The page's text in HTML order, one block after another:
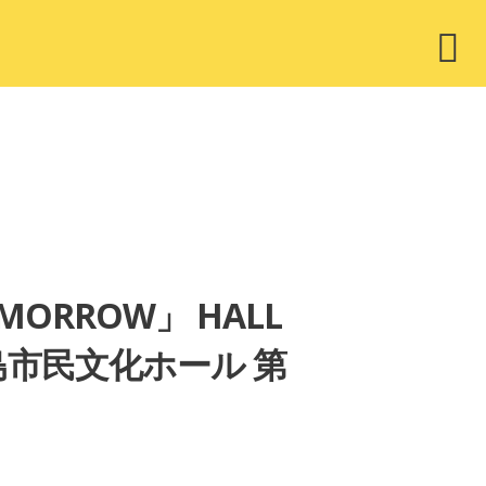
」 HALL
民文化ホール 第